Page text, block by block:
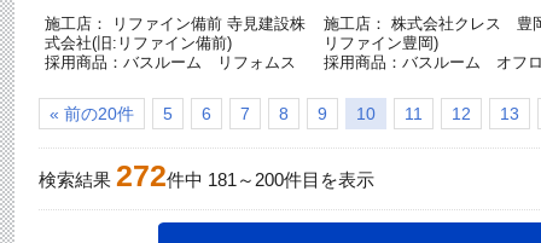
施工店： リファイン備前 寺見建設株
式会社(旧:リファイン備前)
採用商品：バスルーム リフォムス
施工店： 株式会社クレス 豊
リファイン豊岡)
採用商品：バスルーム オフ
« 前の20件 5 6 7 8 9 10 11 12 13
検索結果 272件中 181 ～ 200件目を表示